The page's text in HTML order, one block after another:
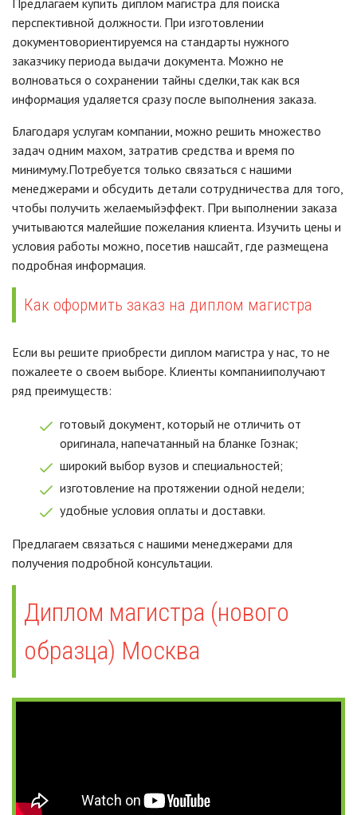
Предлагаем купить диплом магистра для поиска
перспективной должности. При изготовлении
документовориентируемся на стандарты нужного
заказчику периода выдачи документа. Можно не
волноваться о сохранении тайны сделки,так как вся
информация удаляется сразу после выполнения заказа.
Благодаря услугам компании, можно решить множество
задач одним махом, затратив средства и время по
минимуму.Потребуется только связаться с нашими
менеджерами и обсудить детали сотрудничества для того,
чтобы получить желаемыйэффект. При выполнении заказа
учитываются малейшие пожелания клиента. Изучить цены и
условия работы можно, посетив нашсайт, где размещена
подробная информация.
Как оформить заказ на диплом магистра
Если вы решите приобрести диплом магистра у нас, то не
пожалеете о своем выборе. Клиенты компанииполучают
ряд преимуществ:
готовый документ, который не отличить от
оригинала, напечатанный на бланке Гознак;
широкий выбор вузов и специальностей;
изготовление на протяжении одной недели;
удобные условия оплаты и доставки.
Предлагаем связаться с нашими менеджерами для
получения подробной консультации.
Диплом магистра (нового
образца) Москва